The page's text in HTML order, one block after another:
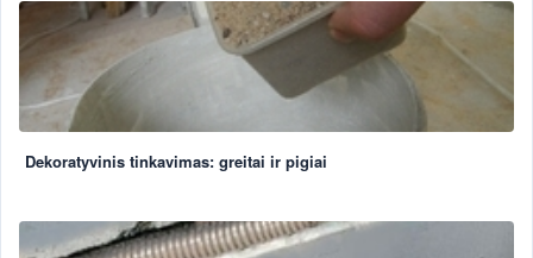
Dekoratyvinis tinkavimas: greitai ir pigiai